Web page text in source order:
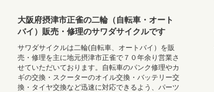
大阪府摂津市正雀の二輪（自転車・オート
バイ）販売・修理のサワダサイクルです
サワダサイクルは二輪(自転車、オートバイ）を販
売・修理を主に地元摂津市正雀で７０年余り営業さ
せていただいております。自転車のパンク修理やカ
ギの交換・スクーターのオイル交換・バッテリー交
換・タイヤ交換など迅速に対応できるよう、パーツ